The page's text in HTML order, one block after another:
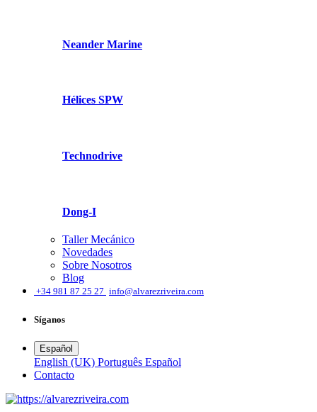
Neander Marine
Hélices SPW
Technodrive
Dong-I
Taller Mecánico
Novedades
Sobre Nosotros
Blog
+34 981 87 25 27 info@alvarezriveira.com
Síganos
Español
English (UK) Português Español
​Contacto